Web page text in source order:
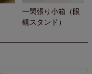
一閑張り小箱（眼
鏡スタンド）